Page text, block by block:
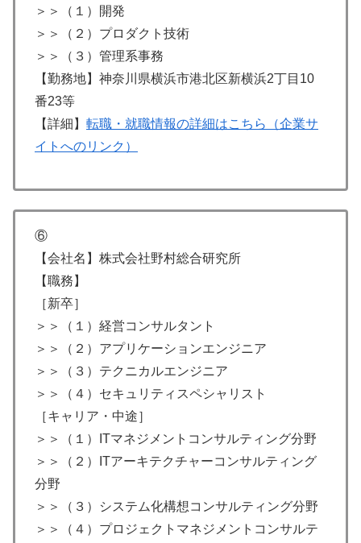
＞＞（１）開発
＞＞（２）プロダクト技術
＞＞（３）管理系事務
【勤務地】神奈川県横浜市港北区新横浜2丁目10
番23等
【詳細】 転職・就職情報の詳細はこちら（企業サ
イトへのリンク）
⑥
【会社名】株式会社野村総合研究所
【職務】
［新卒］
＞＞（１）経営コンサルタント
＞＞（２）アプリケーションエンジニア
＞＞（３）テクニカルエンジニア
＞＞（４）セキュリティスペシャリスト
［キャリア・中途］
＞＞（１）ITマネジメントコンサルティング分野
＞＞（２）ITアーキテクチャーコンサルティング
分野
＞＞（３）システム化構想コンサルティング分野
＞＞（４）プロジェクトマネジメントコンサルテ